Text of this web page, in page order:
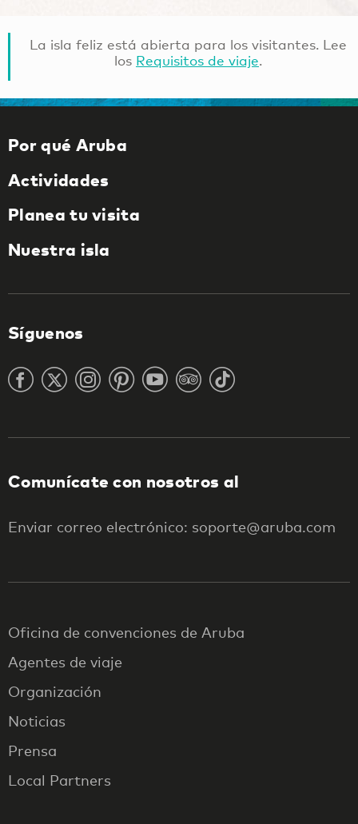
La isla feliz está abierta para los visitantes. Lee
los Requisitos de viaje.
Por qué Aruba
Actividades
Planea tu visita
Nuestra isla
Síguenos
Comunícate con nosotros al
Enviar correo electrónico: soporte@aruba.com
Oficina de convenciones de Aruba
Agentes de viaje
Organización
Noticias
Prensa
Local Partners